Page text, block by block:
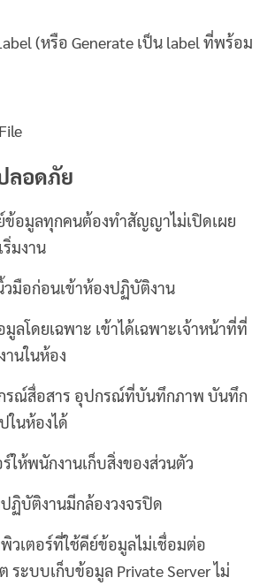
(หรือ Generate เป็น label ที่พร้อม
ลอดภัย
ข้อมูลทุกคนต้องทำสัญญาไม่เปิดเผย
มงาน
มือก่อนเข้าห้องปฏิบัติงาน
ลโดยเฉพาะ เข้าได้เฉพาะเจ้าหน้าที่ที่
นในห้อง
รณ์สื่อสาร อุปกรณ์ที่บันทึกภาพ บันทึก
ในห้องได้
ให้พนักงานเก็บสิ่งของส่วนตัว
ฏิบัติงานมีกล้องวงจรปิด
วเตอร์ที่ใช้คีย์ข้อมูลไม่เชื่อมต่อ
ระบบเก็บข้อมูล Private Server ไม่